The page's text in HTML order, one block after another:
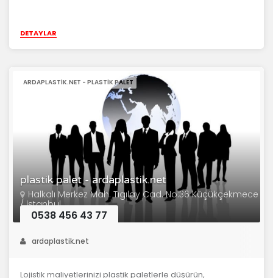
DETAYLAR
plastik palet - ardaplastik.net
ARDAPLASTIK.NET - PLASTIK PALET
Halkalı Merkez Mah. Tıgılay Cad. No:36 Küçükçekmece
/ İstanbul
0538 456 43 77
ardaplastik.net
Lojistik maliyetlerinizi plastik paletlerle düşürün,